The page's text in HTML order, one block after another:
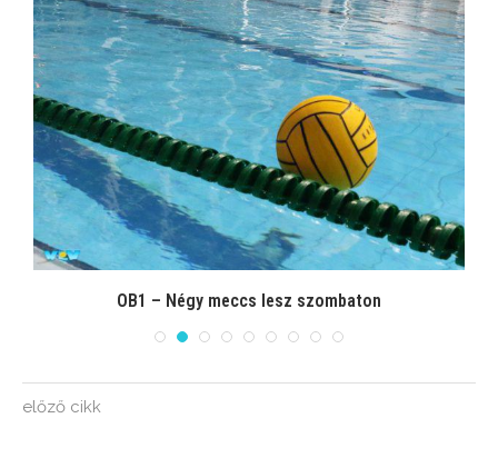
OB1 – Négy meccs lesz szombaton
előző cikk